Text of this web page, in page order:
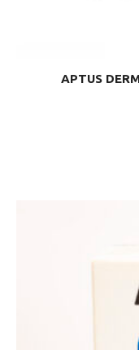
APTUS